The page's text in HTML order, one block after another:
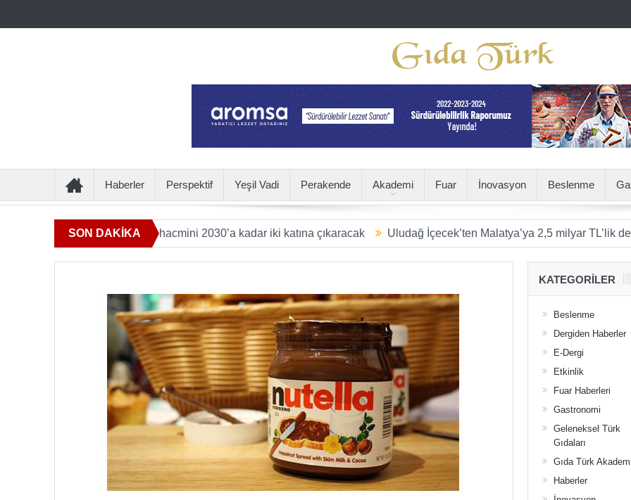
Haberler Perspektif Yeşil Vadi Perakende Akademi Fuar İnovasyon Beslenme
SON DAKİKA
katkı sunan ürün hacmini 2030’a kadar iki katına çıkaracak Uludağ İçecek’ten Malatya’ya 2,5 milyar TL’lik dev yatırım
KATEGORILER
Beslenme
Dergiden Haberler
E-Dergi
Etkinlik
Fuar Haberleri
Gastronomi
Geleneksel Türk
Gıdaları
Gıda Türk Akademi
Haberler